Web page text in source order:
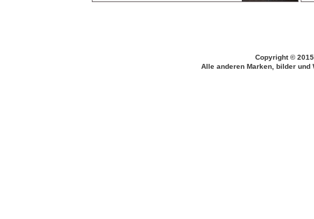
Copyright ©
Alle anderen Marken, bilder und